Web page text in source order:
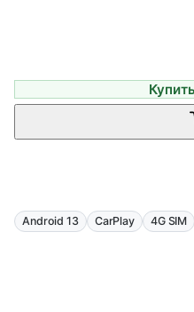
Android 13 CarPlay 4G SIM